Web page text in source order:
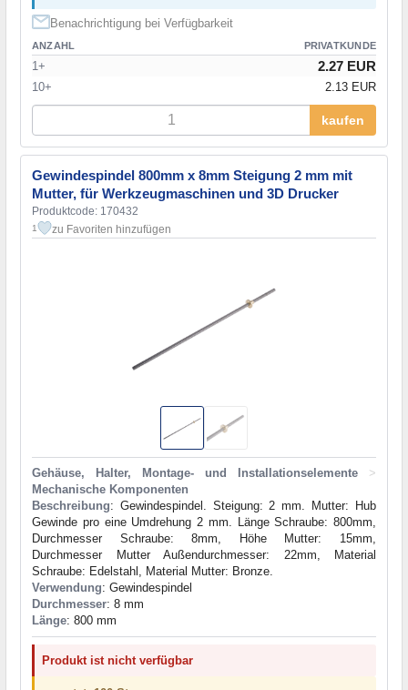
Benachrichtigung bei Verfügbarkeit
ANZAHL PRIVATKUNDE
1+ 2.27 EUR
10+ 2.13 EUR
kaufen
Gewindespindel 800mm x 8mm Steigung 2 mm mit
Mutter, für Werkzeugmaschinen und 3D Drucker
Produktcode: 170432
1 zu Favoriten hinzufügen
Gehäuse, Halter, Montage- und Installationselemente
>
Mechanische Komponenten
Beschreibung: Gewindespindel. Steigung: 2 mm. Mutter: Hub
Gewinde pro eine Umdrehung 2 mm. Länge Schraube: 800mm,
Durchmesser Schraube: 8mm, Höhe Mutter: 15mm,
Durchmesser Mutter Außendurchmesser: 22mm, Material
Schraube: Edelstahl, Material Mutter: Bronze.
Verwendung: Gewindespindel
Durchmesser: 8 mm
Länge: 800 mm
Produkt ist nicht verfügbar